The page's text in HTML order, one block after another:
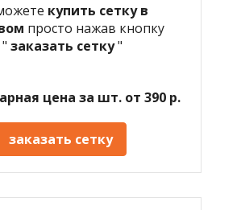
купить сетку в
просто нажав кнопку
" заказать сетку"
цена за шт. от 390 р.
заказать сетку